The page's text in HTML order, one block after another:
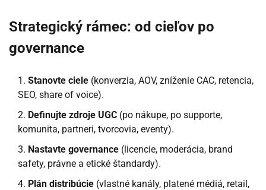
Strategický rámec: od cieľov po
governance
Stanovte ciele (konverzia, AOV, zníženie CAC, retencia,
SEO, share of voice).
Definujte zdroje UGC (po nákupe, po supporte,
komunita, partneri, tvorcovia, eventy).
Nastavte governance (licencie, moderácia, brand
safety, právne a etické štandardy).
Plán distribúcie (vlastné kanály, platené médiá, retail,